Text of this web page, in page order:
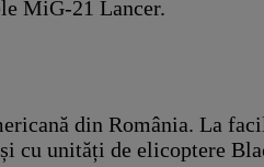
MiG-21 Lancer.
din România. La
cu unități de elicoptere